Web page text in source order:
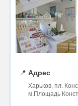
📍 Адрес
Харьков, пл.
м.Площадь